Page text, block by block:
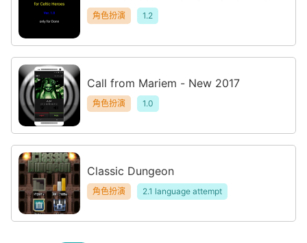
s.角色扮演 1.2
Call from Mariem - New 2017
角色扮演 1.0
Classic Dungeon
角色扮演 2.1 language attempt